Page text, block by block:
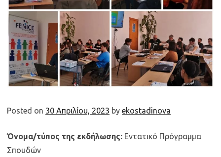
Posted on 30 Απριλίου, 2023 by ekostadinova
Όνομα/τύπος της εκδήλωσης: Εντατικό Πρόγραμμα
Σπουδών